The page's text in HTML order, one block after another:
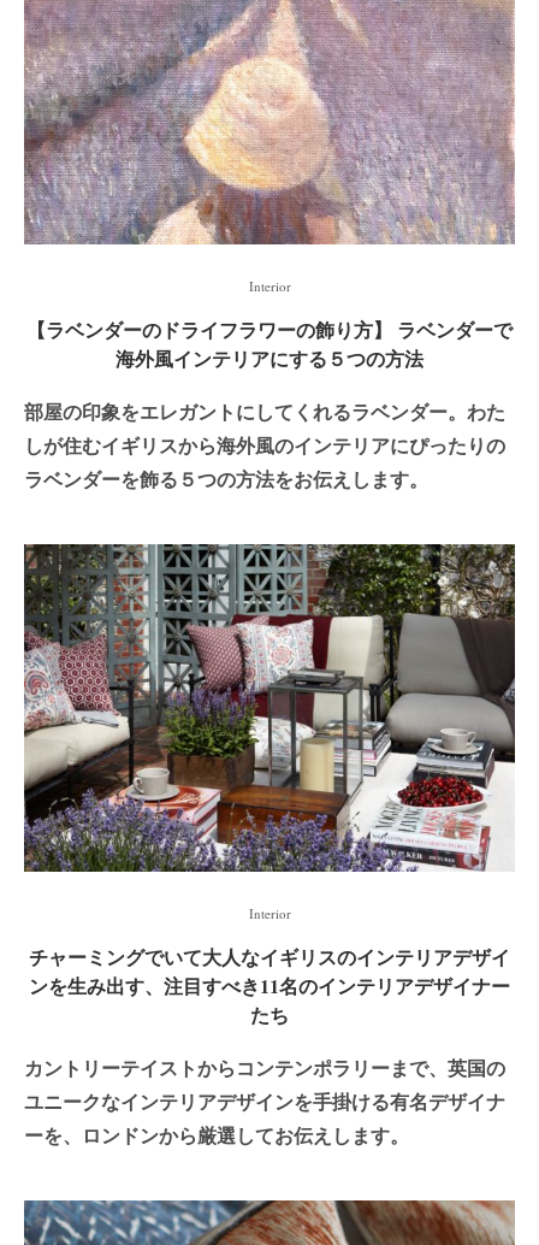
Interior
【ラベンダーのドライフラワーの飾り方】 ラベンダーで
海外風インテリアにする５つの方法
部屋の印象をエレガントにしてくれるラベンダー。わた
しが住むイギリスから海外風のインテリアにぴったりの
ラベンダーを飾る５つの方法をお伝えします。
Interior
チャーミングでいて大人なイギリスのインテリアデザイ
ンを生み出す、注目すべき11名のインテリアデザイナー
たち
カントリーテイストからコンテンポラリーまで、英国の
ユニークなインテリアデザインを手掛ける有名デザイナ
ーを、ロンドンから厳選してお伝えします。